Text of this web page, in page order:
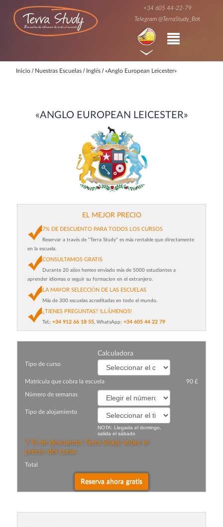
+34 605 44-22-79
Telegram @TerraStudy_Bot
Inicio / Nuestras Escuelas / Inglés / «Anglo European Leicester»
«ANGLO EUROPEAN LEICESTER»
EL MEJOR PRECIO
7% DE DESCUENTO PARA TODOS LOS CURSOS
Reservar a través de "Terra Study" es más rentable que directamente
en la escuela.
CONSULTAMOS GRATIS
Durante 20 años hemos enviado más de 5000 estudiantes a
aprender idiomas o seguir su formacion en el extranjero.
LA MAYOR SELECCIÓN DE LAS ESCUELAS
Más de 300 escuelas acreditadas en todo el mundo.
¿TIENES PREGUNTAS? !LLÁMENOS!
Tel.: +34 912 66 18 55, WhatsApp: +34 605 44 22 79
Сalculadora
Tipo de curso
Matrícula que cobra la escuela 90 £
Número de semanas
Tipo de alojamiento
NOTA: Llegada el domingo,
salida el sábado
7 % de descuento Terra Study sobre el
precio del curso
Total